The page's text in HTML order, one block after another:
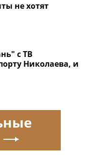
не хотят
с ТВ
Николаева, и